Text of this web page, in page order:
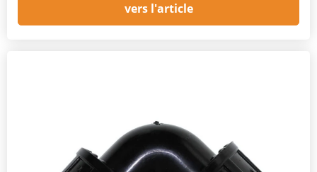
vers l'article